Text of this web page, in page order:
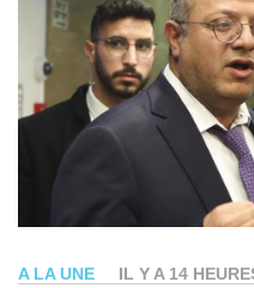
A LA UNE IL Y A 14